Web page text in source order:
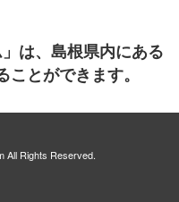
は、島根県内にある
とができます。
All Rights Reserved.